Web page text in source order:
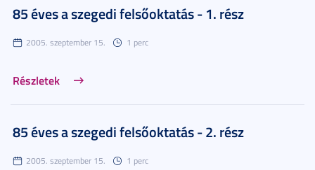
85 éves a szegedi felsőoktatás - 1. rész
2005. szeptember 15. 1 perc
Részletek
85 éves a szegedi felsőoktatás - 2. rész
2005. szeptember 15. 1 perc